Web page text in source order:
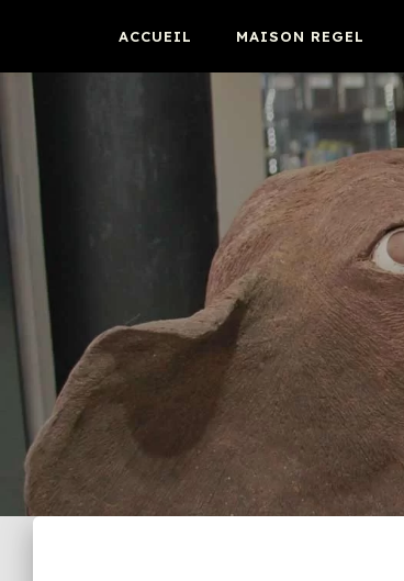
ACCUEIL MAISON REGEL